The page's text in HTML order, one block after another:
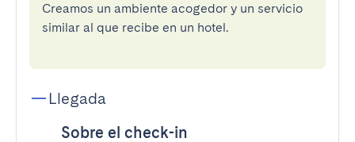
Creamos un ambiente acogedor y un servicio
similar al que recibe en un hotel.
Llegada
Sobre el check-in